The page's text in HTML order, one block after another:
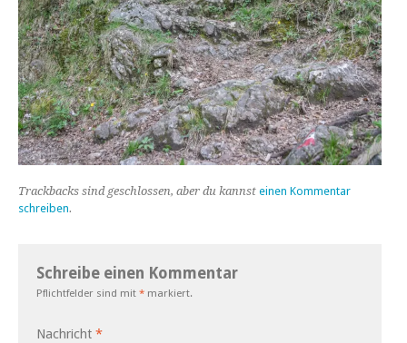
Trackbacks sind geschlossen, aber du kannst einen Kommentar
schreiben.
Schreibe einen Kommentar
Pflichtfelder sind mit * markiert.
Nachricht *